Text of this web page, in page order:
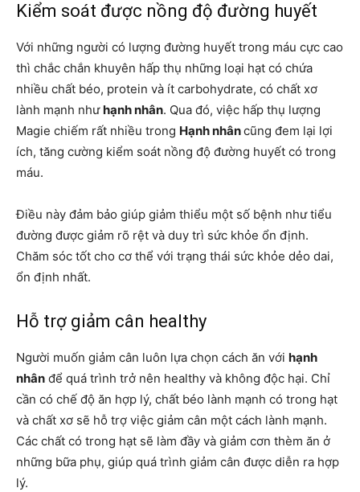
Kiểm soát được nồng độ đường huyết
Với những người có lượng đường huyết trong máu cực cao
thì chắc chắn khuyên hấp thụ những loại hạt có chứa
nhiều chất béo, protein và ít carbohydrate, có chất xơ
lành mạnh nhưhạnh nhân. Qua đó, việc hấp thụ lượng
Magie chiếm rất nhiều trong Hạnh nhâncũng đem lại lợi
ích, tăng cường kiểm soát nồng độ đường huyết có trong
máu.
Điều này đảm bảo giúp giảm thiểu một số bệnh như tiểu
đường được giảm rõ rệt và duy trì sức khỏe ổn định.
Chăm sóc tốt cho cơ thể với trạng thái sức khỏe dẻo dai,
ổn định nhất.
Hỗ trợ giảm cân healthy
Người muốn giảm cân luôn lựa chọn cách ăn với hạnh
nhân để quá trình trở nên healthy và không độc hại. Chỉ
cần có chế độ ăn hợp lý, chất béo lành mạnh có trong hạt
và chất xơ sẽ hỗ trợ việc giảm cân một cách lành mạnh.
Các chất có trong hạt sẽ làm đầy và giảm cơn thèm ăn ở
những bữa phụ, giúp quá trình giảm cân được diễn ra hợp
lý.